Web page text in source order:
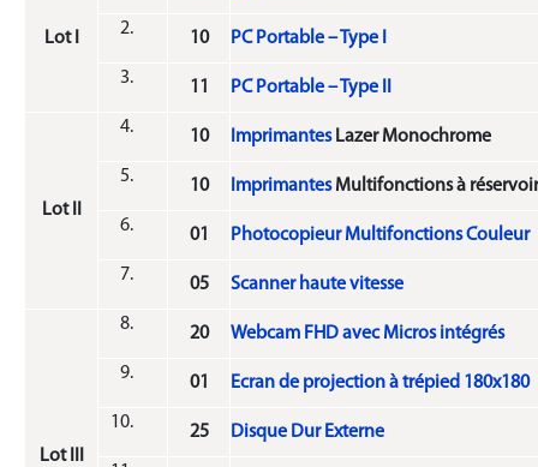
Lot I 10 PC Portable – Type I
11 PC Portable – Type II
Lot II
10 ImprimantesLazer Monochrome
10 ImprimantesMultifonctions à
01 Photocopieur Multifonctions Couleur
05 Scanner haute vitesse
Lot III
20 Webcam FHD avec Micros intégrés
01 Ecran de projection à trépied 180x180
25 Disque Dur Externe